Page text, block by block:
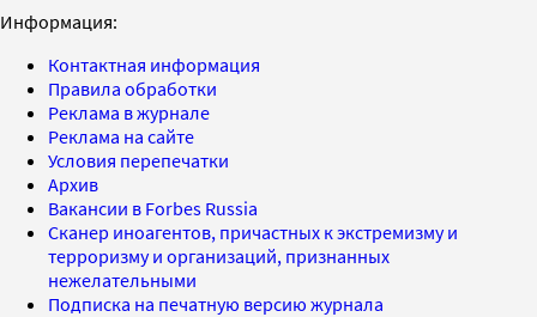
Информация:
Контактная информация
Правила обработки
Реклама в журнале
Реклама на сайте
Условия перепечатки
Архив
Вакансии в Forbes Russia
Сканер иноагентов, причастных к экстремизму и
терроризму и организаций, признанных
нежелательными
Подписка на печатную версию журнала